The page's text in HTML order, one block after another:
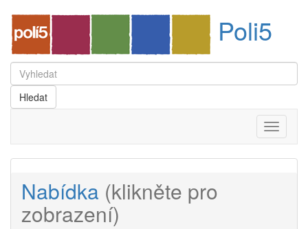
Poli5
Menu
Nabídka (klikněte pro
zobrazení)